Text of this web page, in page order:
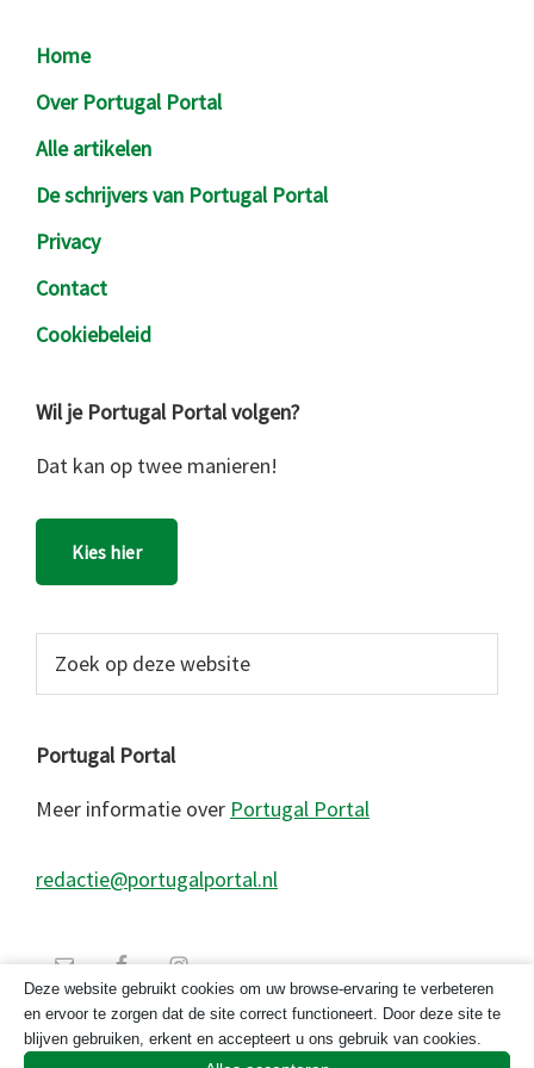
Footer
Home
Over Portugal Portal
Alle artikelen
De schrijvers van Portugal Portal
Privacy
Contact
Cookiebeleid
Wil je Portugal Portal volgen?
Dat kan op twee manieren!
Kies hier
website
Portugal Portal
Meer informatie over Portugal Portal
redactie@portugalportal.nl
Deze website gebruikt cookies om uw browse-ervaring te verbeteren
en ervoor te zorgen dat de site correct functioneert. Door deze site te
blijven gebruiken, erkent en accepteert u ons gebruik van cookies.